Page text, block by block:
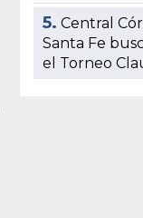
5. Central
Santa Fe
el Torneo